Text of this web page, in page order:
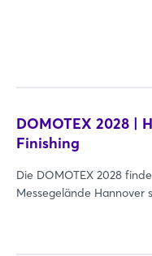
DOMOTEX 2028 |
Finishing
Die DOMOTEX 2028
Messegelände Hannover